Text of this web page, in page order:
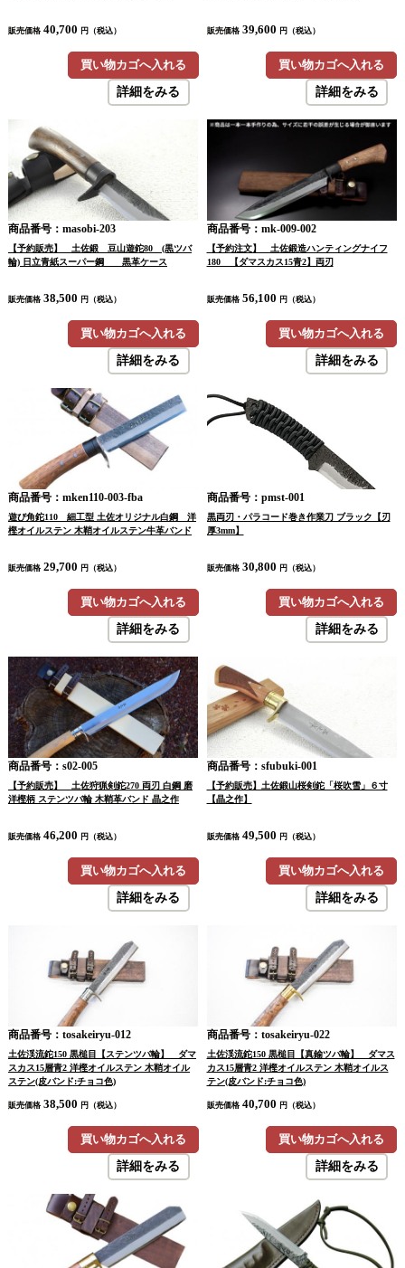
販売価格 40,700 円（税込）
買い物カゴへ入れる
詳細をみる
販売価格 39,600 円（税込）
買い物カゴへ入れる
詳細をみる
商品番号：masobi-203
【予約販売】 土佐鍛 豆山遊鉈80 (黒ツバ
輪) 日立青紙スーパー鋼 黒革ケース
販売価格 38,500 円（税込）
買い物カゴへ入れる
詳細をみる
商品番号：mk-009-002
【予約注文】 土佐鍛造ハンティングナイフ
180 【ダマスカス15青2】両刃
販売価格 56,100 円（税込）
買い物カゴへ入れる
詳細をみる
商品番号：mken110-003-fba
遊び角鉈110 細工型 土佐オリジナル白鋼 洋
樫オイルステン 木鞘オイルステン牛革バンド
販売価格 29,700 円（税込）
買い物カゴへ入れる
詳細をみる
商品番号：pmst-001
黒両刃・パラコード巻き作業刀 ブラック【刃
厚3mm】
販売価格 30,800 円（税込）
買い物カゴへ入れる
詳細をみる
商品番号：s02-005
【予約販売】 土佐狩猟剣鉈270 両刃 白鋼 磨
洋樫柄 ステンツバ輪 木鞘革バンド 晶之作
販売価格 46,200 円（税込）
買い物カゴへ入れる
詳細をみる
商品番号：sfubuki-001
【予約販売】土佐鍛山桜剣鉈「桜吹雪」６寸
【晶之作】
販売価格 49,500 円（税込）
買い物カゴへ入れる
詳細をみる
商品番号：tosakeiryu-012
土佐渓流鉈150 黒槌目【ステンツバ輪】 ダマ
スカス15層青2 洋樫オイルステン 木鞘オイル
ステン(皮バンド:チョコ色)
販売価格 38,500 円（税込）
買い物カゴへ入れる
詳細をみる
商品番号：tosakeiryu-022
土佐渓流鉈150 黒槌目【真鍮ツバ輪】 ダマス
カス15層青2 洋樫オイルステン 木鞘オイルス
テン(皮バンド:チョコ色)
販売価格 40,700 円（税込）
買い物カゴへ入れる
詳細をみる